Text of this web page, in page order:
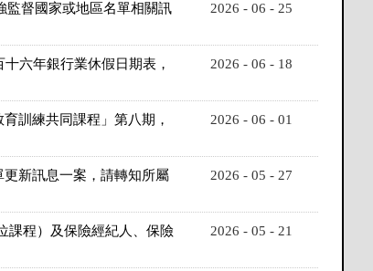
監督國家或地區名單相關訊
2026 - 06 - 25
六年銀行業休假日期表，
2026 - 06 - 18
訓練共同課程」第八期，
2026 - 06 - 01
新訊息一案，請轉知所屬
2026 - 05 - 27
課程）及保險經紀人、保險
2026 - 05 - 21